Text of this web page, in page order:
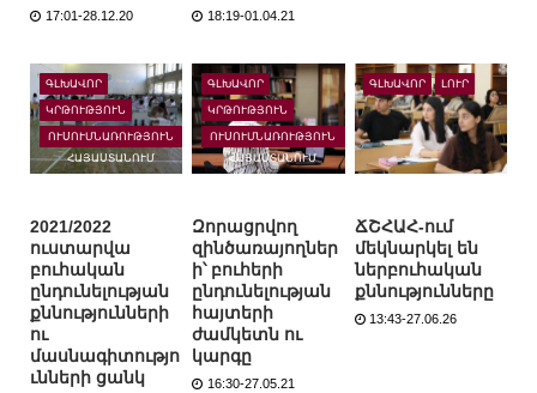
17:01-28.12.20 18:19-01.04.21
ԳԼԽԱՎՈՐ
ԿՐԹՈՒԹՅՈՒՆ
ՈՒՍՈՒՄՆԱՌՈՒԹՅՈՒՆ
ՀԱՅԱՍՏԱՆՈՒՄ
2021/2022
ուստարվա
բուհական
ընդունելության
քննությունների
ու
մասնագիտությո
ւնների ցանկ
ԳԼԽԱՎՈՐ
ԿՐԹՈՒԹՅՈՒՆ
ՈՒՍՈՒՄՆԱՌՈՒԹՅՈՒՆ
ՀԱՅԱՍՏԱՆՈՒՄ
Զորացրվող
զինծառայողներ
ի՝ բուհերի
ընդունելության
հայտերի
ժամկետն ու
կարգը
16:30-27.05.21
ԳԼԽԱՎՈՐ ԼՈՒՐ
ՃՇՀԱՀ-ում
մեկնարկել են
ներբուհական
քննությունները
13:43-27.06.26